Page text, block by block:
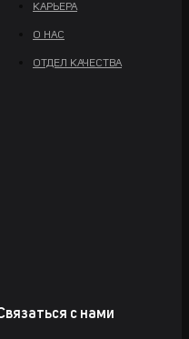
КАРЬЕРА
О НАС
ОТДЕЛ КАЧЕСТВА
с нами